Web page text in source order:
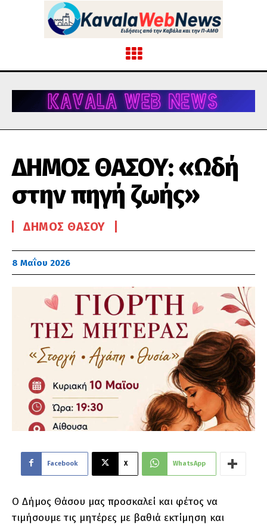
ΔΗΜΟΣ ΘΑΣΟΥ: «Ωδή
στην πηγή ζωής»
ΔΉΜΟΣ ΘΆΣΟΥ
8 Μαΐου 2026
Facebook X WhatsApp
Ο Δήμος Θάσου μας προσκαλεί και φέτος να
τιμήσουμε τις μητέρες με βαθιά εκτίμηση και